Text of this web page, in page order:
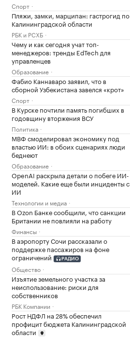
Спорт
Пляжи, замки, марципан: гастрогид по
Калининградской области
РБК и РСХБ
Чему и как сегодня учат топ-
менеджеров: тренды EdTech для
управленцев
Образование
Фабио Каннаваро заявил, что в
сборной Узбекистана завелся «крот»
Спорт
В Курске почтили память погибших в
годовщину вторжения ВСУ
Политика
МВФ смоделировал экономику под
властью ИИ: в обоих сценариях люди
беднеют
Образование
OpenAI раскрыла детали о побеге ИИ-
моделей. Какие еще были инциденты с
ИИ
Технологии и медиа
В Ozon Банке сообщили, что санкции
Британии не повлияли на работу
Финансы
В аэропорту Сочи рассказали о
поддержке пассажиров на фоне
ограничений
РАДИО
Общество
Изъятие земельного участка за
неиспользование: риски для
собственников
РБК Компании
Рост НДФЛ на 28% обеспечил
профицит бюджета Калининградской
области